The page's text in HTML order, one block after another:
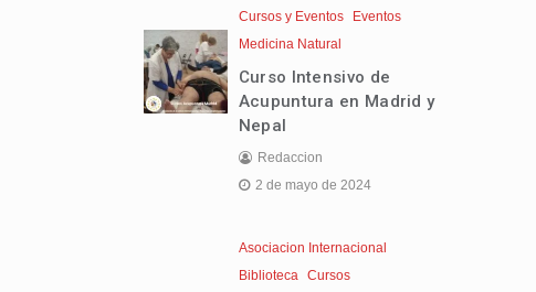
Cursos y Eventos
Eventos
Medicina Natural
Curso Intensivo de
Acupuntura en Madrid y
Nepal
Redaccion
2 de mayo de 2024
Asociacion Internacional
Biblioteca Cursos